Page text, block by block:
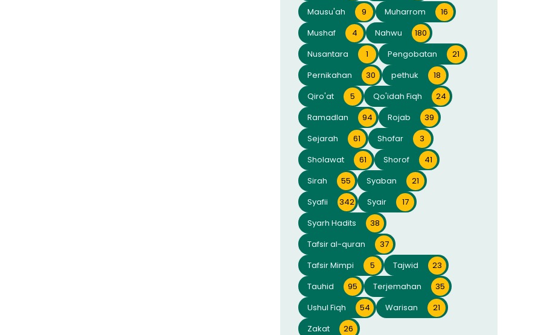
Mausu'ah
9 Muharrom
16
Mushaf
4 Nahwu
180
Nusantara
1 Pengobatan
21
Pernikahan
30 pethuk
18
Qiro'at
5 Qo'idah Fiqh
24
Ramadlan
94 Rojab
39
Sejarah
61 Shofar
3
Sholawat
61 Shorof
41
Sirah
55 Syaban
21
Syafii
342 Syair
17
Syarh Hadits
38
Tafsir al-quran
37
Tafsir Mimpi
5 Tajwid
23
Tauhid
95 Terjemahan
35
Ushul Fiqh
54 Warisan
21
Zakat
26